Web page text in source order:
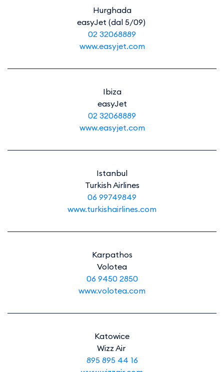
Hurghada
easyJet (dal 5/09)
02 32068889
www.easyjet.com
Ibiza
easyJet
02 32068889
www.easyjet.com
Istanbul
Turkish Airlines
06 99749849
www.turkishairlines.com
Karpathos
Volotea
06 9450 2850
www.volotea.com
Katowice
Wizz Air
895 895 44 16